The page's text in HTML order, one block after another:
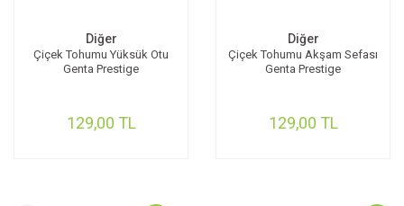
Diğer
Çiçek Tohumu Yüksük Otu
Genta Prestige
129,00 TL
Diğer
Çiçek Tohumu Akşam Sefası
Genta Prestige
129,00 TL